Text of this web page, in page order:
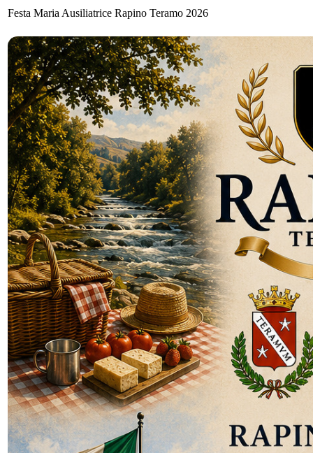
Festa Maria Ausiliatrice Rapino Teramo 2026